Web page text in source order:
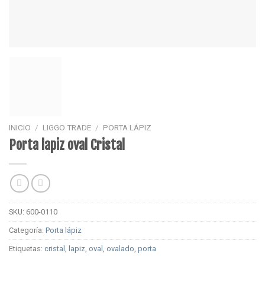
INICIO / LIGGO TRADE / PORTA LÁPIZ
Porta lapiz oval Cristal
SKU: 600-0110
Categoría: Porta lápiz
Etiquetas: cristal lapiz oval ovalado porta